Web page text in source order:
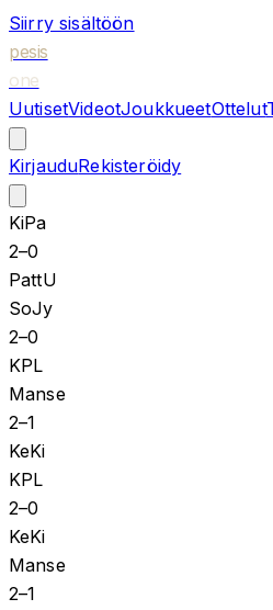
Siirry sisältöön
pesis
one
UutisetVideotJoukkueetOttelut
KirjauduRekisteröidy
KiPa
2–0
PattU
SoJy
2–0
KPL
Manse
2–1
KeKi
KPL
2–0
KeKi
Manse
2–1